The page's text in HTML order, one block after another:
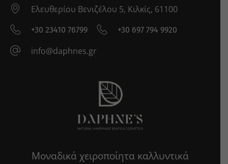
Ελευθερίου Βενιζέλου 5, Κιλκίς, 61100
+30 23410 76799 +30 697 794 9920
info@daphnes.gr
Μοναδικά χειροποίητα καλλυντικά